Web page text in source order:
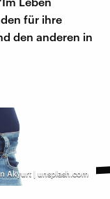
für ihre
den anderen in
Akyurt | unsplash.com